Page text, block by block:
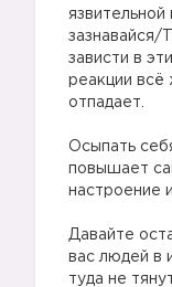
зазнавайся/
зависти в
реакции всё
отпадает.
Осыпать
повышает
настроение
Давайте
вас людей в
туда не